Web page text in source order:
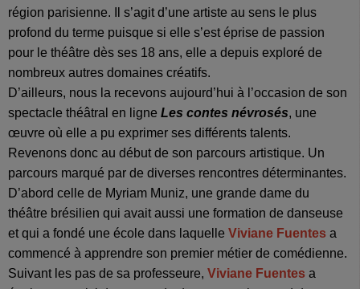
région parisienne. Il s’agit d’une artiste au sens le plus
profond du terme puisque si elle s’est éprise de passion
pour le théâtre dès ses 18 ans, elle a depuis exploré de
nombreux autres domaines créatifs.
D’ailleurs, nous la recevons aujourd’hui à l’occasion de son
spectacle théâtral en ligne Les contes névrosés, une
œuvre où elle a pu exprimer ses différents talents.
Revenons donc au début de son parcours artistique. Un
parcours marqué par de diverses rencontres déterminantes.
D’abord celle de Myriam Muniz, une grande dame du
théâtre brésilien qui avait aussi une formation de danseuse
et qui a fondé une école dans laquelle Viviane Fuentes a
commencé à apprendre son premier métier de comédienne.
Suivant les pas de sa professeure, Viviane Fuentes a